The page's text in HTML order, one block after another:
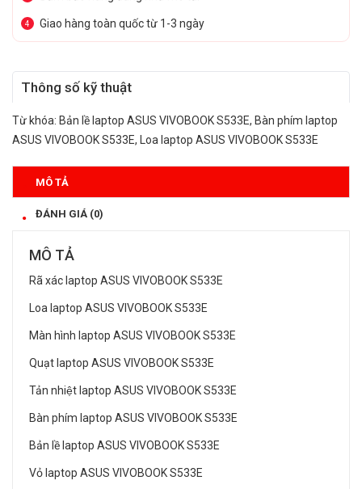
4 Giao hàng toàn quốc từ 1-3 ngày
Thông số kỹ thuật
Từ khóa: Bản lề laptop ASUS VIVOBOOK S533E, Bàn phím laptop
ASUS VIVOBOOK S533E, Loa laptop ASUS VIVOBOOK S533E
MÔ TẢ
ĐÁNH GIÁ (0)
MÔ TẢ
Rã xác laptop ASUS VIVOBOOK S533E
Loa laptop ASUS VIVOBOOK S533E
Màn hình laptop ASUS VIVOBOOK S533E
Quạt laptop ASUS VIVOBOOK S533E
Tản nhiệt laptop ASUS VIVOBOOK S533E
Bàn phím laptop ASUS VIVOBOOK S533E
Bản lề laptop ASUS VIVOBOOK S533E
Vỏ laptop ASUS VIVOBOOK S533E